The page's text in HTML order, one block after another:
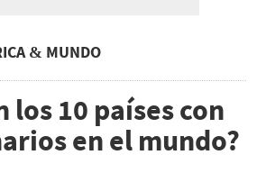
& MUNDO
los 10 países con
en el mundo?